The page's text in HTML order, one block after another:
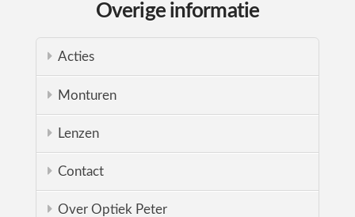
Overige informatie
Acties
Monturen
Lenzen
Contact
Over Optiek Peter